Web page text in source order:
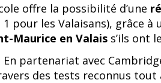
offre la possibilité d’une
1 pour les Valaisans), grâce
Maurice en Valais s’ils ont
En partenariat avec
des tests reconnus